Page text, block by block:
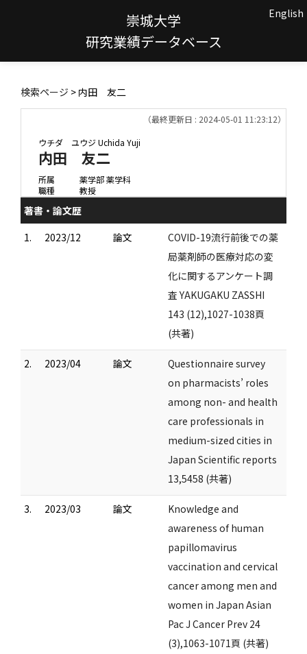
崇城大学
研究業績データベース
English
検索ページ > 内田 友二
（最終更新日 : 2024-05-01 11:23:12）
ウチダ ユウジ Uchida Yuji
内田 友二
所属
薬学部 薬学科
職種
教授
著書・論文歴
1.
2023/12 論文
COVID-19流行前後での薬
局薬剤師の医療対応の変
化に関するアンケート調
査 YAKUGAKU ZASSHI
143 (12),1027-1038頁
(共著)
2. 2023/04 論文
Questionnaire survey
on pharmacists’ roles
among non- and health
care professionals in
medium-sized cities in
Japan Scientific reports
13,5458 (共著)
3. 2023/03 論文
Knowledge and
awareness of human
papillomavirus
vaccination and cervical
cancer among men and
women in Japan Asian
Pac J Cancer Prev 24
(3),1063-1071頁 (共著)